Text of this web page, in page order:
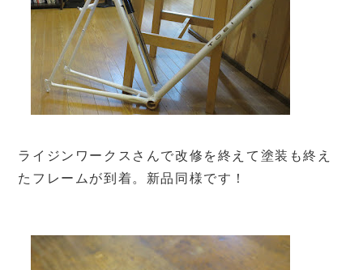
ライジンワークスさんで改修を終えて塗装も終え
たフレームが到着。新品同様です！